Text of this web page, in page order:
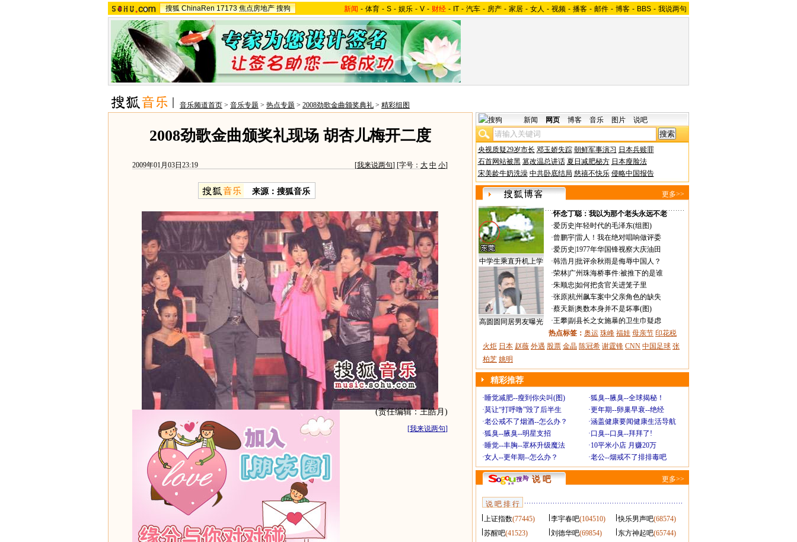
搜狐 ChinaRen 17173 焦点房地产 搜狗 新闻 - 体育 - S - 娱乐 - V - 财经 - IT - 汽车 - 房产 - 家居 - 女人 - 视频 - 播客 - 邮件 - 博客 - BBS - 我说两句
音乐频道首页 > 音乐专题 > 热点专题 > 2008劲歌金曲颁奖典礼 > 精彩组图
2008劲歌金曲颁奖礼现场 胡杏儿梅开二度
2009年01月03日23:19 [我来说两句] [字号： 大 中 小]
来源：搜狐音乐
(责任编辑：王皓月)
[我来说两句]
新闻 网页 博客 音乐 图片 说吧
央视质疑29岁市长 邓玉娇失踪 朝鲜军事演习 日本兵赎罪
石首网站被黑 篡改温总讲话 夏日减肥秘方 日本瘦脸法
宋美龄牛奶洗澡 中共卧底结局 慈禧不快乐 侵略中国报告
更多>>
中学生乘直升机上学
高圆圆同居男友曝光
·怀念丁聪：我以为那个老头永远不老
·爱历史 年轻时代的毛泽东(组图)
·曾鹏宇|雷人！我在绝对唱响做评委
·爱历史 1977年华国锋视察大庆油田
·韩浩月 批评余秋雨是侮辱中国人？
·荣林| 广州珠海桥事件:被推下的是谁
·朱顺忠 如何把贪官关进笼子里
·张原|杭州飙车案中父亲角色的缺失
·蔡天新|奥数本身并不是坏事(图)
·王攀|副县长之女施暴的卫生巾疑虑
热点标签： 奥运 珠峰 福娃 母亲节 印花税
火炬 日本 赵薇 外遇 股票 金晶 陈冠希 谢霆锋 CNN 中国足球 张
柏芝 姚明
精彩推荐
·睡觉减肥--瘦到你尖叫(图) ·狐臭--腋臭--全球揭秘！
·莫让“打呼噜”毁了后半生 ·更年期--卵巢早衰--绝经
·老公戒不了烟酒--怎么办？ ·涵盖健康要闻健康生活导航
·狐臭--腋臭--明星支招 ·口臭--口臭--拜拜了!
·睡觉--丰胸--罩杯升级魔法 ·10平米小店 月赚20万
·女人--更年期--怎么办？ ·老公--烟戒不了排排毒吧
说 吧 更多>>
说 吧 排 行
上证指数(77445) 李宇春吧(104510) 快乐男声吧(68574)
苏醒吧(41523) 刘德华吧(69854) 东方神起吧(65744)